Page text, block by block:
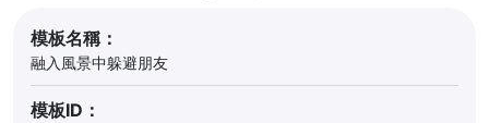
模板名稱：
融入風景中躲避朋友
模板ID：